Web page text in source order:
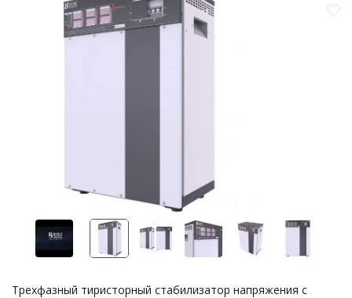
Трехфазный тиристорный стабилизатор напряжения с